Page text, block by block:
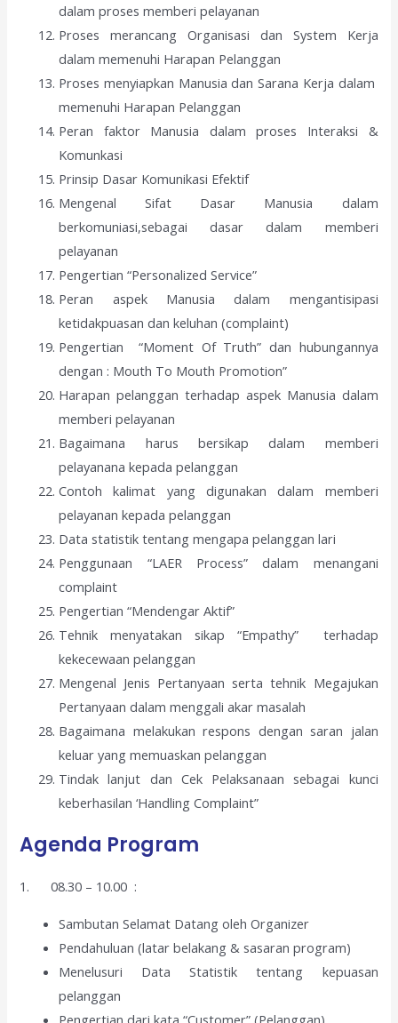
dalam proses memberi pelayanan
Proses merancang Organisasi dan System Kerja
dalam memenuhi Harapan Pelanggan
Proses menyiapkan Manusia dan Sarana Kerja dalam
memenuhi Harapan Pelanggan
Peran faktor Manusia dalam proses Interaksi &
Komunkasi
Prinsip Dasar Komunikasi Efektif
Mengenal Sifat Dasar Manusia dalam
berkomuniasi,sebagai dasar dalam memberi
pelayanan
Pengertian “Personalized Service”
Peran aspek Manusia dalam mengantisipasi
ketidakpuasan dan keluhan (complaint)
Pengertian “Moment Of Truth” dan hubungannya
dengan : Mouth To Mouth Promotion”
Harapan pelanggan terhadap aspek Manusia dalam
memberi pelayanan
Bagaimana harus bersikap dalam memberi
pelayanana kepada pelanggan
Contoh kalimat yang digunakan dalam memberi
pelayanan kepada pelanggan
Data statistik tentang mengapa pelanggan lari
Penggunaan “LAER Process” dalam menangani
complaint
Pengertian “Mendengar Aktif”
Tehnik menyatakan sikap “Empathy” terhadap
kekecewaan pelanggan
Mengenal Jenis Pertanyaan serta tehnik Megajukan
Pertanyaan dalam menggali akar masalah
Bagaimana melakukan respons dengan saran jalan
keluar yang memuaskan pelanggan
Tindak lanjut dan Cek Pelaksanaan sebagai kunci
keberhasilan ‘Handling Complaint”
Agenda Program
1. 08.30 – 10.00 :
Sambutan Selamat Datang oleh Organizer
Pendahuluan (latar belakang & sasaran program)
Menelusuri Data Statistik tentang kepuasan
pelanggan
Pengertian dari kata “Customer” (Pelanggan)